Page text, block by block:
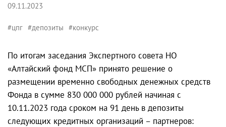
09.11.2023
#цпг #депозиты #конкурс
По итогам заседания Экспертного совета НО
«Алтайский фонд МСП» принято решение о
размещении временно свободных денежных средств
Фонда в сумме 830 000 000 рублей начиная с
10.11.2023 года сроком на 91 день в депозиты
следующих кредитных организаций – партнеров: